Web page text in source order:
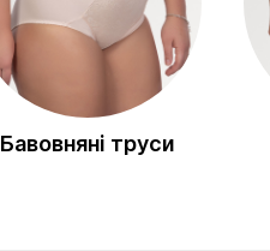
Бавовняні труси